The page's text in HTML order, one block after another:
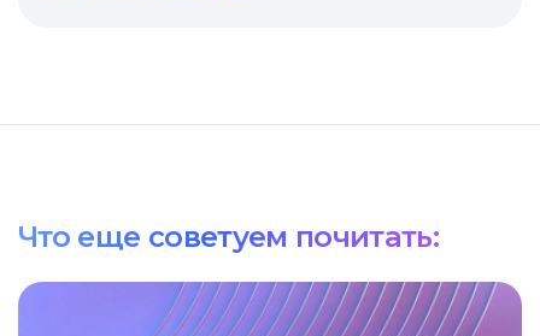
Что еще советуем почитать: